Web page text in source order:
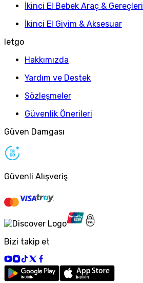
İkinci El Bebek Araç & Gereçleri
İkinci El Giyim & Aksesuar
letgo
Hakkımızda
Yardım ve Destek
Sözleşmeler
Güvenlik Önerileri
Güven Damgası
Güvenli Alışveriş
Bizi takip et